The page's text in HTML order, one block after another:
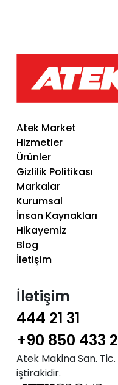
Atek Market
Hizmetler
Ürünler
Gizlilik Politikası
Markalar
Kurumsal
İnsan Kaynakları
Hikayemiz
Blog
İletişim
İletişim
444 21 31
+90 850 433
Atek Makina San. Tic.
iştirakidir.